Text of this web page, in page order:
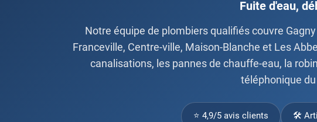
Fuite d'eau,
Notre équipe de plombiers qualifiés couvre
Franceville, Centre-ville, Maison-Blanche et Les
canalisations, les pannes de chauffe-eau, la
téléphonique
⭐ 4,9/5 avis clients 🛠